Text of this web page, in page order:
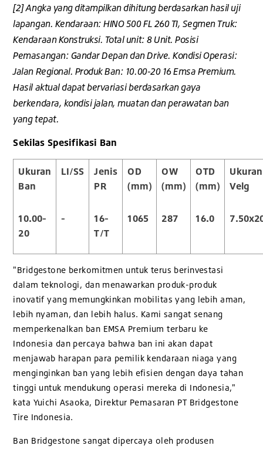
[2] Angka yang ditampilkan dihitung berdasarkan hasil uji
lapangan. Kendaraan: HINO 500 FL 260 TI, Segmen Truk:
Kendaraan Konstruksi. Total unit: 8 Unit. Posisi
Pemasangan: Gandar Depan dan Drive. Kondisi Operasi:
Jalan Regional. Produk Ban: 10.00-20 16 Emsa Premium.
Hasil aktual dapat bervariasi berdasarkan gaya
berkendara, kondisi jalan, muatan dan perawatan ban
yang tepat.
Sekilas Spesifikasi Ban
Ukuran
Ban
LI/SS
Jenis
PR
OD
(mm)
OW
(mm)
OTD
(mm)
Ukuran
Velg
10.00-
20
-
16-
T/T
1065 287 16.0
"Bridgestone berkomitmen untuk terus berinvestasi
dalam teknologi, dan menawarkan produk-produk
inovatif yang memungkinkan mobilitas yang lebih aman,
lebih nyaman, dan lebih halus. Kami sangat senang
memperkenalkan ban EMSA Premium terbaru ke
Indonesia dan percaya bahwa ban ini akan dapat
menjawab harapan para pemilik kendaraan niaga yang
menginginkan ban yang lebih efisien dengan daya tahan
tinggi untuk mendukung operasi mereka di Indonesia,"
kata Yuichi Asaoka, Direktur Pemasaran PT Bridgestone
Tire Indonesia.
Ban Bridgestone sangat dipercaya oleh produsen